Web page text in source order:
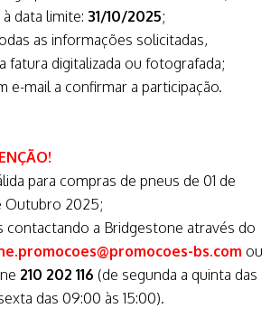
data limite: 31/10/2025;
as informações solicitadas,
fatura digitalizada ou fotografada;
e-mail a confirmar a participação.
para compras de pneus de 01 de
Outubro 2025;
contactando a Bridgestone através do
bs.com ou
210 202 116 (de segunda a quinta das
das 09:00 às 15:00).